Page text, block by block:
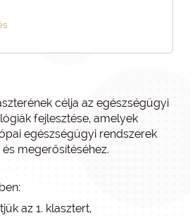
célja az egészségügyi
fejlesztése, amelyek
egészségügyi rendszerek
megerősítéséhez.
az 1. klasztert,